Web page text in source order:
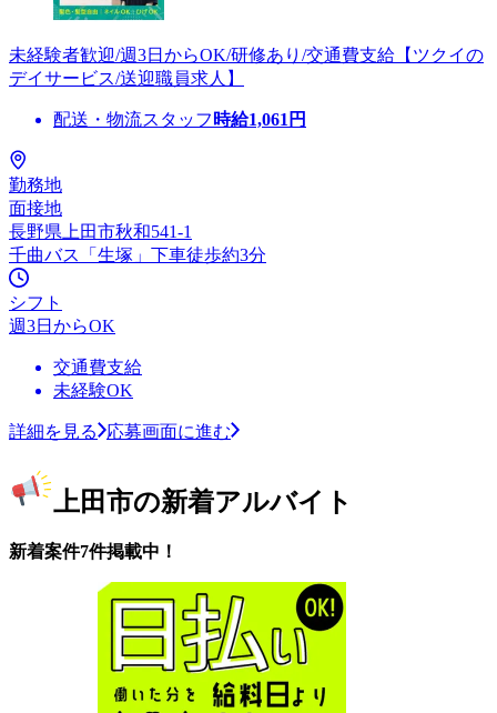
未経験者歓迎/週3日からOK/研修あり/交通費支給【ツクイの
デイサービス/送迎職員求人】
配送・物流スタッフ 時給1,061 円
勤務地
面接地
長野県上田市秋和541-1
千曲バス「生塚」下車徒歩約3分
シフト
週3日からOK
交通費支給
未経験OK
詳細を見る 応募画面に進む
上田市の新着アルバイト
新着案件7件掲載中！